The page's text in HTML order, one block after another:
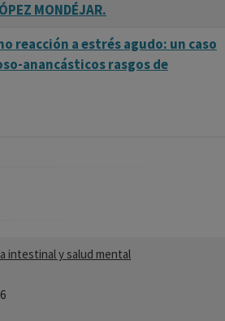
MONDÉJAR.
a estrés agudo: un caso
anancásticos rasgos de
intestinal y salud mental